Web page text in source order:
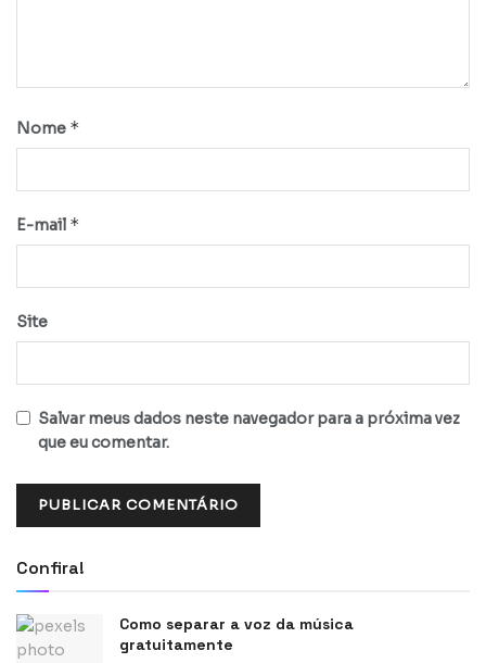
Nome *
E-mail *
Site
Salvar meus dados neste navegador para a próxima vez
que eu comentar.
Confira!
Como separar a voz da música
gratuitamente